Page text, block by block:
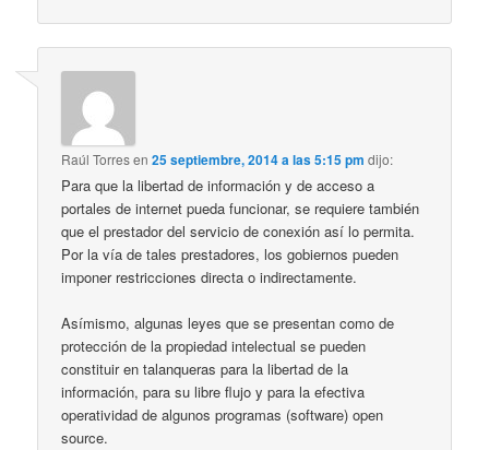
Raúl Torresen25 septiembre, 2014 a las 5:15 pm dijo:
Para que la libertad de información y de acceso a
portales de internet pueda funcionar, se requiere también
que el prestador del servicio de conexión así lo permita.
Por la vía de tales prestadores, los gobiernos pueden
imponer restricciones directa o indirectamente.
Asímismo, algunas leyes que se presentan como de
protección de la propiedad intelectual se pueden
constituir en talanqueras para la libertad de la
información, para su libre flujo y para la efectiva
operatividad de algunos programas (software) open
source.